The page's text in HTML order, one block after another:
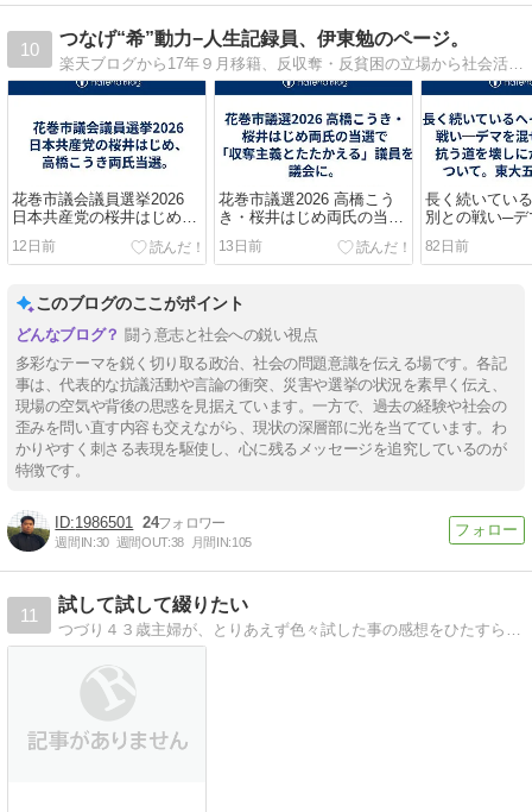
10
つなげ“希”動力−人生記録員、伊東勉のページ。
楽天ブログから17年９月移籍、反収奪・反貧困の立場から社会活動の記事を記していきます。
花巻市議会議員選挙2026
日本共産党の桜井はじめ、
高橋こうき両氏当選。
12日前
花巻市議選2026 高橋こう
き・桜井はじめ両氏の当選
で「収奪主義とたたかえ
る」議員を議会に。
13日前
長く続いてい
別との戦い─デ
んででも抗う
かる連中につ
82日前
このブログのここがポイント
闘う意志と社会への鋭い視点
多彩なテーマを鋭く切り取る政治、社会の問題意識を伝える場です。各記
事は、代表的な抗議活動や言論の衝突、災害や選挙の状況を素早く伝え、
現場の空気や背後の思惑を見据えています。一方で、過去の経験や社会の
歪みを問い直す内容も交えながら、現状の深層部に光を当てています。わ
かりやすく刺さる表現を駆使し、心に残るメッセージを追究しているのが
特徴です。
1986501 24
週間IN:30 週間OUT:38 月間IN:105
11
試して試して綴りたい